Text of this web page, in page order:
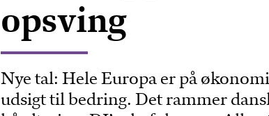
opsving
Nye tal: Hele Europa er på
udsigt til bedring. Det rammer